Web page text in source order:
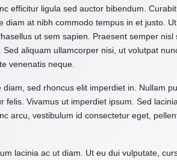
efficitur ligula sed auctor bibendum.
at nibh commodo tempus in et justo.
ut sem sapien. Praesent semper nisl
aliquam ullamcorper nisi, ut volutpat
venenatis neque.
sed rhoncus elit imperdiet in. Nullam
Vivamus ut imperdiet ipsum. Sed
arcu, vestibulum id consectetur eget,
lacinia ac ut diam. Ut eu dui vulputate,